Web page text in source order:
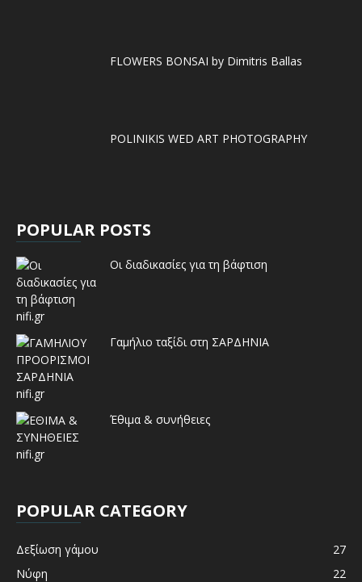
FLOWERS BONSAI by Dimitris Ballas
POLINIKIS WED ART PHOTOGRAPHY
POPULAR POSTS
Οι διαδικασίες για τη βάφτιση
Γαμήλιο ταξίδι στη ΣΑΡΔΗΝΙΑ
Έθιμα & συνήθειες
POPULAR CATEGORY
Δεξίωση γάμου
27
Νύφη
22